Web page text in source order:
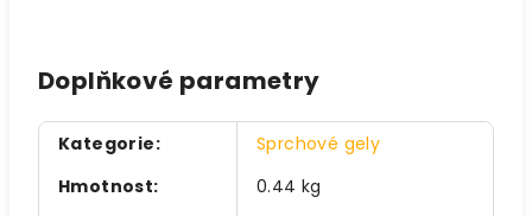
Doplňkové parametry
Kategorie:
Sprchové gely
Hmotnost:
0.44 kg